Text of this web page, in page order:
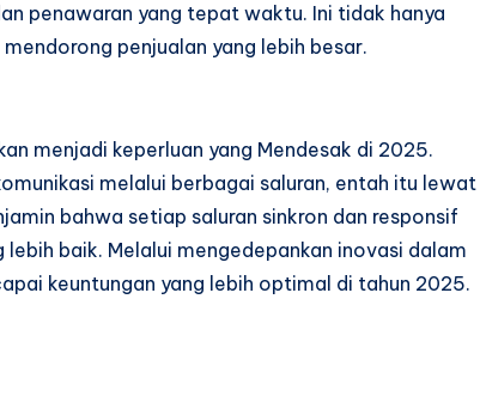
penawaran yang tepat waktu. Ini tidak hanya
penjualan yang lebih besar.
menjadi keperluan yang Mendesak di 2025.
melalui berbagai saluran, entah itu lewat
bahwa setiap saluran sinkron dan responsif
baik. Melalui mengedepankan inovasi dalam
keuntungan yang lebih optimal di tahun 2025.